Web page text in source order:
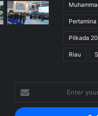
Pilkada
Riau
your
Email